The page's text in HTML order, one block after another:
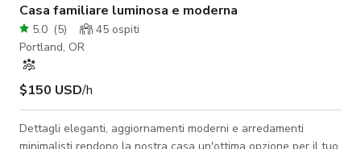
Casa familiare luminosa e moderna
5.0 (5) 45 ospiti
Portland, OR
$150 USD/h
Dettagli eleganti, aggiornamenti moderni e arredamenti
minimalisti rendono la nostra casa un'ottima opzione per il tuo